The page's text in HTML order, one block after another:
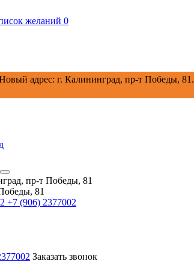
0
адрес: г. Калининград, пр-т Победы, 81.
пр-т Победы, 81
81
+7 (906) 2377002
Заказать звонок